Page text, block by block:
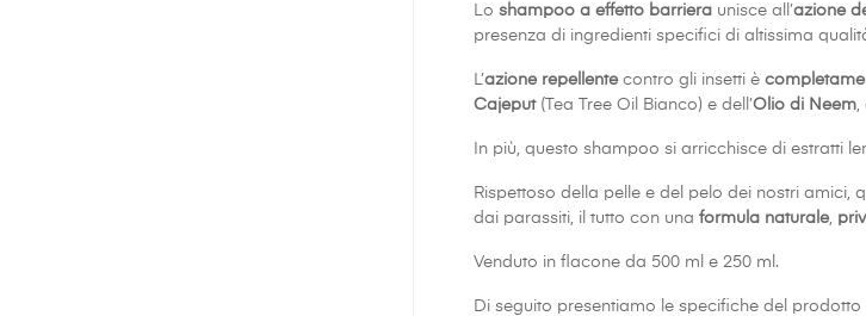
Lo shampoo a effetto barriera unisce all’azione
presenza di ingredienti specifici di altissima
L’azione repellentecontro gli insetti è
Cajeput(Tea Tree Oil Bianco) e dell’Olio di Neem
In più, questo shampoo si arricchisce di estratti
Rispettoso della pelle e del pelo dei nostri amici,
dai parassiti, il tutto con una formula naturale,
Venduto in flacone da 500 ml e 250 ml.
Di seguito presentiamo le specifiche del